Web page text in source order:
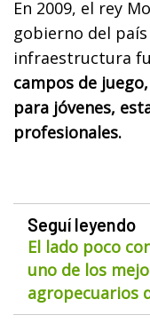
En 2009, el rey
gobierno del
infraestructura
campos de
para jóvenes,
profesionales.
Seguí leyendo
El lado poco
uno de los
agropecuarios